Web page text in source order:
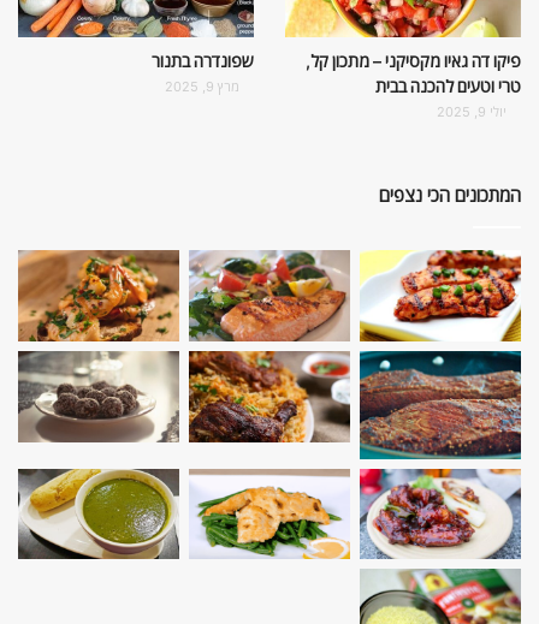
פיקו דה גאיו מקסיקני – מתכון קל,
טרי וטעים להכנה בבית
יולי 9, 2025
שפונדרה בתנור
מרץ 9, 2025
המתכונים הכי נצפים